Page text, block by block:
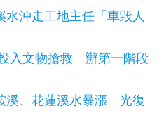
沖走工地主任「車毀人
入文物搶救 辦第一階段
溪、花蓮溪水暴漲 光復